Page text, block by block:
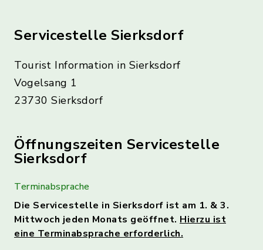
Servicestelle Sierksdorf
Tourist Information in Sierksdorf
Vogelsang 1
23730 Sierksdorf
Öffnungszeiten Servicestelle
Sierksdorf
Terminabsprache
Die Servicestelle in Sierksdorf ist am 1. & 3.
Mittwoch jeden Monats geöffnet. Hierzu ist
eine Terminabsprache erforderlich.